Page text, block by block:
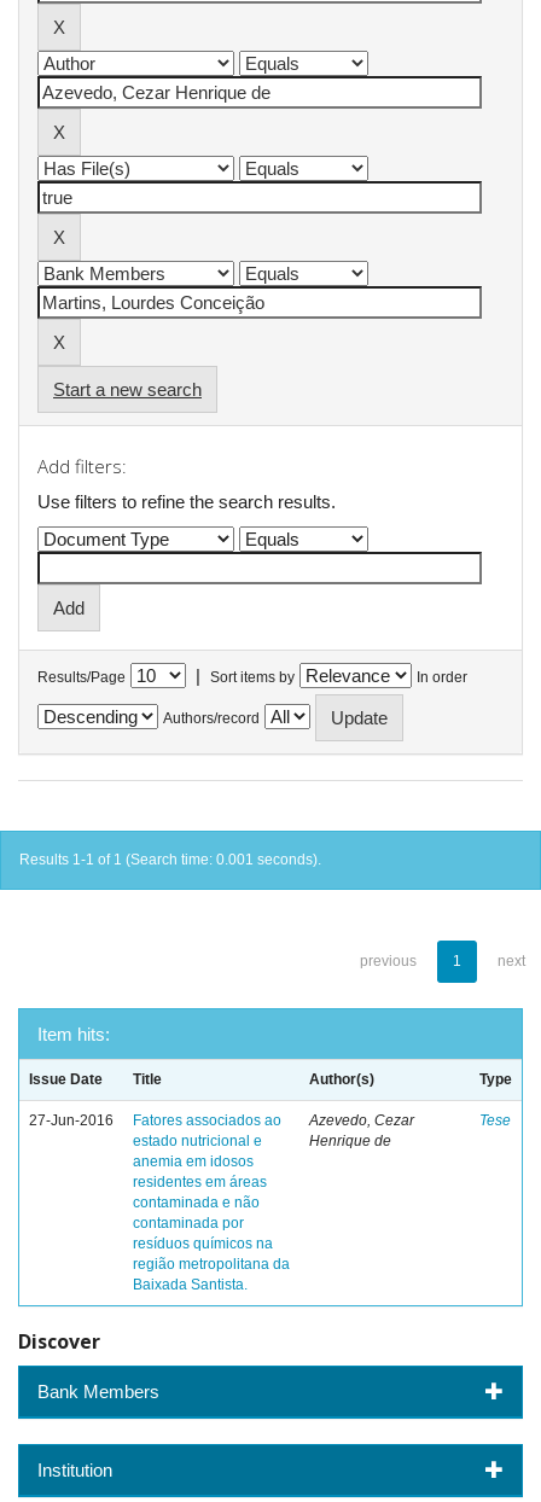
Start a new search
Add filters:
Use filters to refine the search results.
Results/Page | Sort items by In order
Authors/record
Results 1-1 of 1 (Search time: 0.001 seconds).
previous 1 next
Item hits:
Issue Date Title Author(s) Type
27-Jun-2016
Fatores associados ao
estado nutricional e
anemia em idosos
residentes em áreas
contaminada e não
contaminada por
resíduos químicos na
região metropolitana da
Baixada Santista.
Azevedo, Cezar
Henrique de
Tese
Discover
Bank Members
Institution